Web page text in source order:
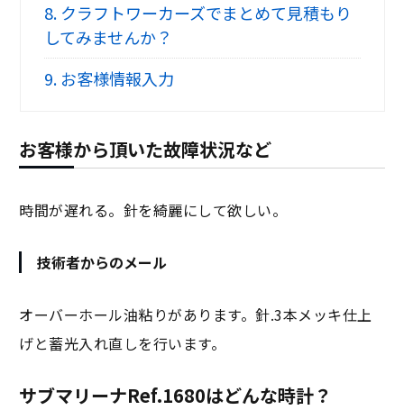
8.クラフトワーカーズでまとめて見積もり
してみませんか？
9.お客様情報入力
お客様から頂いた故障状況など
時間が遅れる。針を綺麗にして欲しい。
技術者からのメール
オーバーホール油粘りがあります。針.3本メッキ仕上
げと蓄光入れ直しを行います。
サブマリーナRef.1680はどんな時計？